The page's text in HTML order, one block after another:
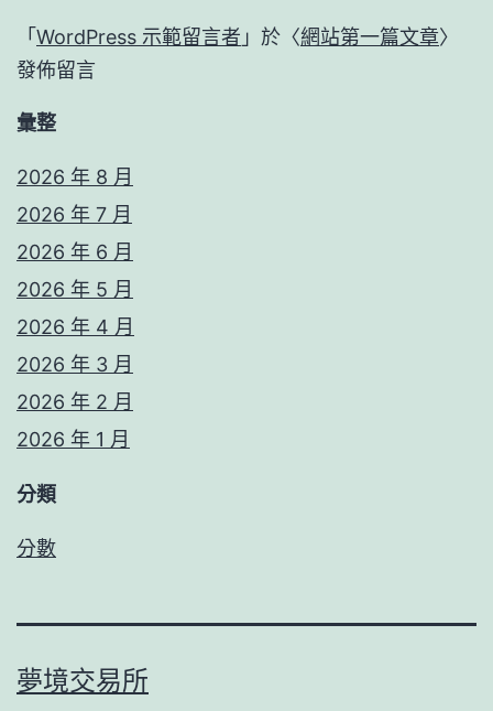
「 WordPress 示範留言者 」於〈網站第一篇文章〉
發佈留言
彙整
2026 年 8 月
2026 年 7 月
2026 年 6 月
2026 年 5 月
2026 年 4 月
2026 年 3 月
2026 年 2 月
2026 年 1 月
分類
分數
夢境交易所